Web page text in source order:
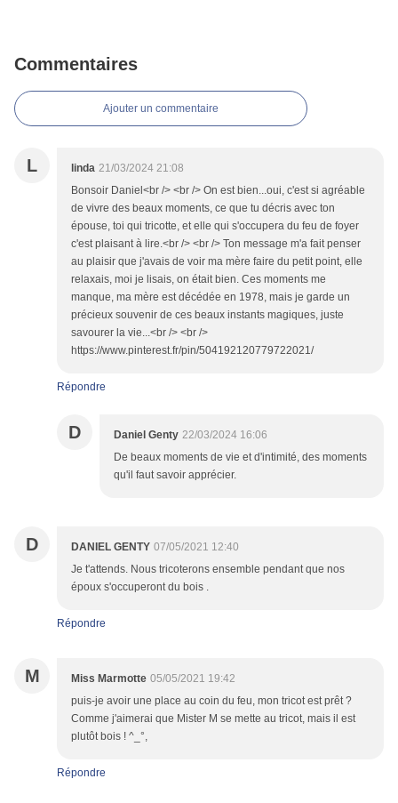
Commentaires
Ajouter un commentaire
L linda 21/03/2024 21:08
Bonsoir Daniel<br /> <br /> On est bien...oui, c'est si agréable
de vivre des beaux moments, ce que tu décris avec ton
épouse, toi qui tricotte, et elle qui s'occupera du feu de foyer
c'est plaisant à lire.<br /> <br /> Ton message m'a fait penser
au plaisir que j'avais de voir ma mère faire du petit point, elle
relaxais, moi je lisais, on était bien. Ces moments me
manque, ma mère est décédée en 1978, mais je garde un
précieux souvenir de ces beaux instants magiques, juste
savourer la vie...<br /> <br />
https://www.pinterest.fr/pin/504192120779722021/
Répondre
D Daniel Genty 22/03/2024 16:06
De beaux moments de vie et d'intimité, des moments
qu'il faut savoir apprécier.
D DANIEL GENTY 07/05/2021 12:40
Je t'attends. Nous tricoterons ensemble pendant que nos
époux s'occuperont du bois .
Répondre
M Miss Marmotte 05/05/2021 19:42
puis-je avoir une place au coin du feu, mon tricot est prêt ?
Comme j'aimerai que Mister M se mette au tricot, mais il est
plutôt bois ! ^_°,
Répondre